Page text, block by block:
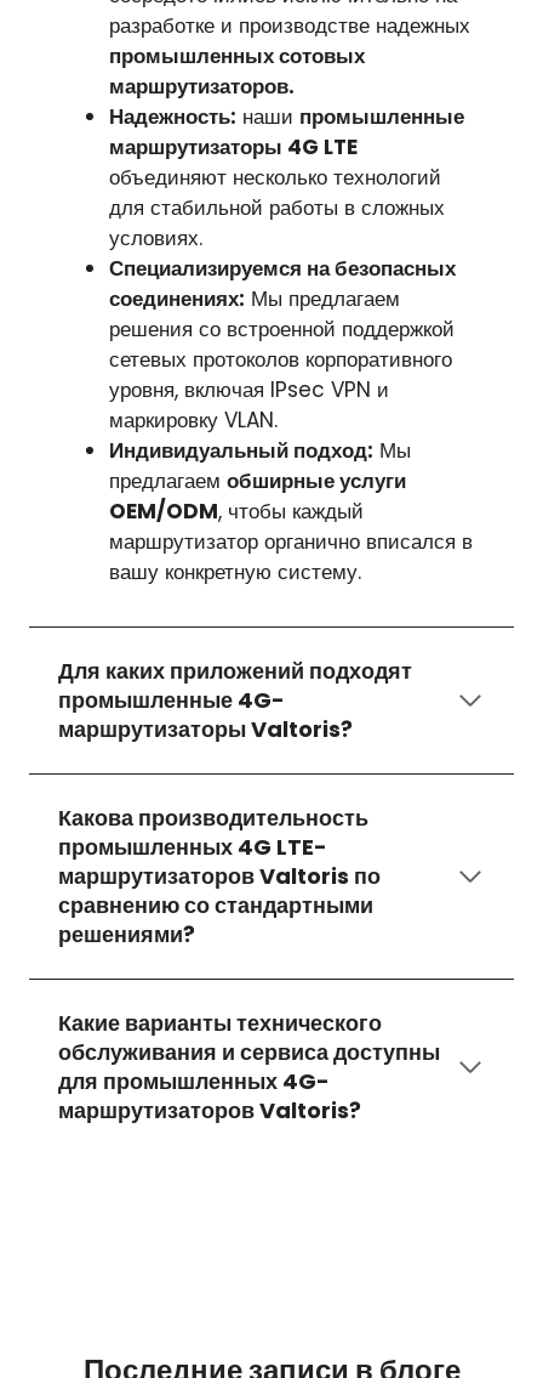
разработке и производстве надежных
промышленных сотовых
маршрутизаторов.
Надежность: наши промышленные
маршрутизаторы 4G LTE
объединяют несколько технологий
для стабильной работы в сложных
условиях.
Специализируемся на безопасных
соединениях: Мы предлагаем
решения со встроенной поддержкой
сетевых протоколов корпоративного
уровня, включая IPsec VPN и
маркировку VLAN.
Индивидуальный подход: Мы
предлагаем обширные услуги
OEM/ODM, чтобы каждый
маршрутизатор органично вписался в
вашу конкретную систему.
Для каких приложений подходят
промышленные 4G-
маршрутизаторы Valtoris?
Какова производительность
промышленных 4G LTE-
маршрутизаторов Valtoris по
сравнению со стандартными
решениями?
Какие варианты технического
обслуживания и сервиса доступны
для промышленных 4G-
маршрутизаторов Valtoris?